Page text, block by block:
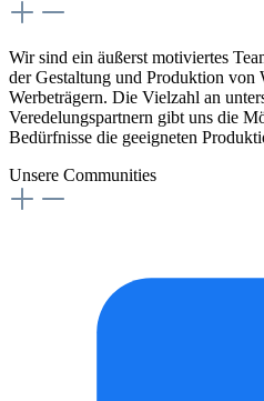
Wir sind ein äußerst motiviertes
der Gestaltung und Produktion von
Werbeträgern. Die Vielzahl an
Veredelungspartnern gibt uns die
Bedürfnisse die geeigneten
Unsere Communities